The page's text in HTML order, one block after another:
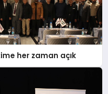
her zaman açık